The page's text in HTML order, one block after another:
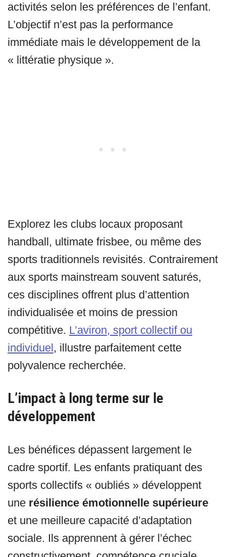
activités selon les préférences de l’enfant.
L’objectif n’est pas la performance
immédiate mais le développement de la
« littératie physique ».
Explorez les clubs locaux proposant
handball, ultimate frisbee, ou même des
sports traditionnels revisités. Contrairement
aux sports mainstream souvent saturés,
ces disciplines offrent plus d’attention
individualisée et moins de pression
compétitive. L’aviron, sport collectif ou
individuel, illustre parfaitement cette
polyvalence recherchée.
L’impact à long terme sur le
développement
Les bénéfices dépassent largement le
cadre sportif. Les enfants pratiquant des
sports collectifs « oubliés » développent
une résilience émotionnelle supérieure
et une meilleure capacité d’adaptation
sociale. Ils apprennent à gérer l’échec